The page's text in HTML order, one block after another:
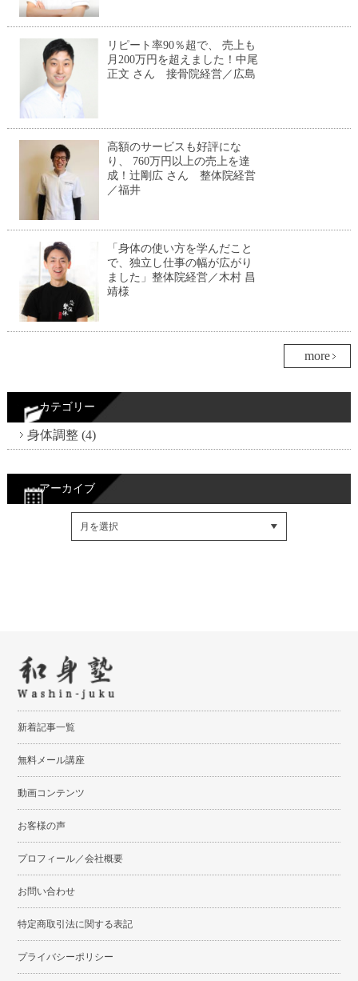
リピート率90％超で、 売上も
月200万円を超えました！中尾
正文 さん 接骨院経営／広島
高額のサービスも好評にな
り、 760万円以上の売上を達
成！辻剛広 さん 整体院経営
／福井
「身体の使い方を学んだこと
で、独立し仕事の幅が広がり
ました」整体院経営／木村 昌
靖様
more
カテゴリー
身体調整 (4)
アーカイブ
新着記事一覧
無料メール講座
動画コンテンツ
お客様の声
プロフィール／会社概要
お問い合わせ
特定商取引法に関する表記
プライバシーポリシー